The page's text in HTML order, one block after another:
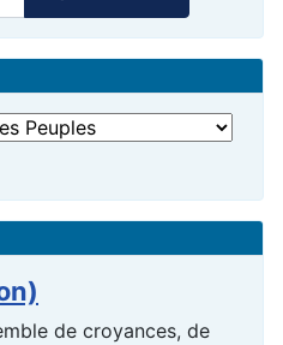
de croyances, de